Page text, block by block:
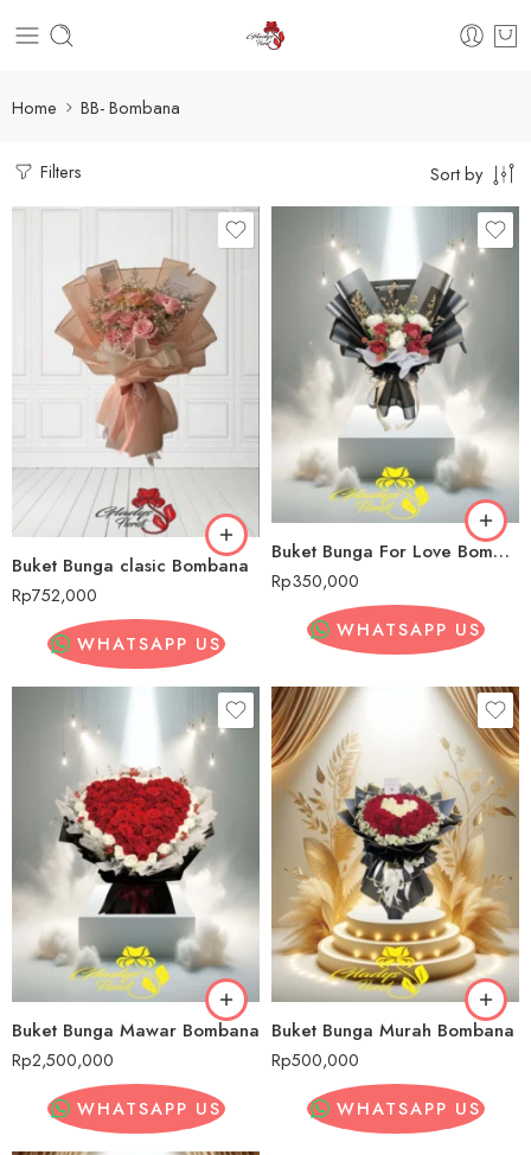
Home BB- Bombana
Filters Sort by
Buket Bunga clasic Bombana
Rp752,000
WHATSAPP US
Buket Bunga For Love Bombana
Rp350,000
WHATSAPP US
Buket Bunga Mawar Bombana
Rp2,500,000
WHATSAPP US
Buket Bunga Murah Bombana
Rp500,000
WHATSAPP US